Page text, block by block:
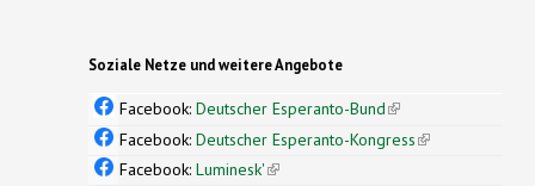
Soziale Netze und weitere Angebote
Facebook: Deutscher Esperanto-Bund(link is
external)
Facebook: Deutscher Esperanto-Kongress(link is
Facebook: Luminesk'(link is external)